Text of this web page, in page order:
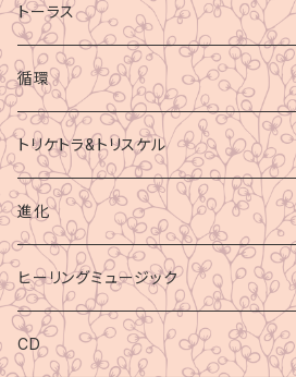
トーラス
循環
トリケトラ&トリスケル
進化
ヒーリングミュージック
CD